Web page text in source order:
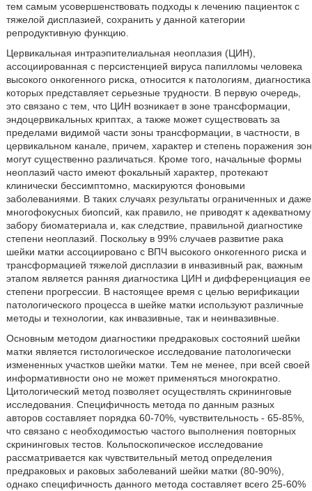
тем самым усовершенствовать подходы к лечению пациенток с
тяжелой дисплазией, сохранить у данной категории
репродуктивную функцию.
Цервикальная интраэпителиальная неоплазия (ЦИН),
ассоциированная с персистенцией вируса папилломы человека
высокого онкогенного риска, относится к патологиям, диагностика
которых представляет серьезные трудности. В первую очередь,
это связано с тем, что ЦИН возникает в зоне трансформации,
эндоцервикальных криптах, а также может существовать за
пределами видимой части зоны трансформации, в частности, в
цервикальном канале, причем, характер и степень поражения зон
могут существенно различаться. Кроме того, начальные формы
неоплазий часто имеют фокальный характер, протекают
клинически бессимптомно, маскируются фоновыми
заболеваниями. В таких случаях результаты ограниченных и даже
многофокусных биопсий, как правило, не приводят к адекватному
забору биоматериала и, как следствие, правильной диагностике
степени неоплазий. Поскольку в 99% случаев развитие рака
шейки матки ассоциировано с ВПЧ высокого онкогенного риска и
трансформацией тяжелой дисплазии в инвазивный рак, важным
этапом является ранняя диагностика ЦИН и дифференциация ее
степени прогрессии. В настоящее время с целью верификации
патологического процесса в шейке матки используют различные
методы и технологии, как инвазивные, так и неинвазивные.
Основным методом диагностики предраковых состояний шейки
матки является гистологическое исследование патологически
измененных участков шейки матки. Тем не менее, при всей своей
информативности оно не может применяться многократно.
Цитологический метод позволяет осуществлять скрининговые
исследования. Специфичность метода по данным разных
авторов составляет порядка 60-70%, чувствительность - 65-85%,
что связано с необходимостью частого выполнения повторных
скрининговых тестов. Кольпоскопическое исследование
рассматривается как чувствительный метод определения
предраковых и раковых заболеваний шейки матки (80-90%),
однако специфичность данного метода составляет всего 25-60%